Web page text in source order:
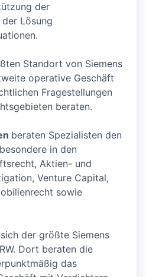
der
Lösung
Standort von Siemens
operative Geschäft
Fragestellungen
beraten.
beraten Spezialisten den
in den
Aktien- und
Venture Capital,
sowie
der größte Siemens
Dort beraten die
das